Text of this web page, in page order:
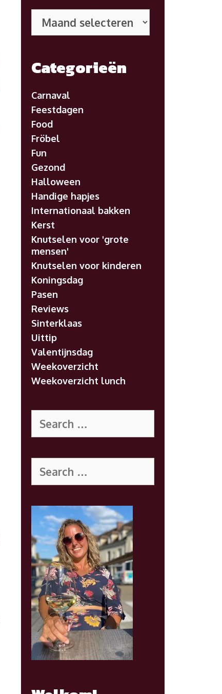
posts
Categorieën
Carnaval
Feestdagen
Food
Fröbel
Fun
Gezond
Halloween
Handige hapjes
Internationaal bakken
Kerst
Knutselen voor 'grote
mensen'
Knutselen voor kinderen
Koningsdag
Pasen
Reviews
Sinterklaas
Uittip
Valentijnsdag
Weekoverzicht
Weekoverzicht lunch
for:
for: